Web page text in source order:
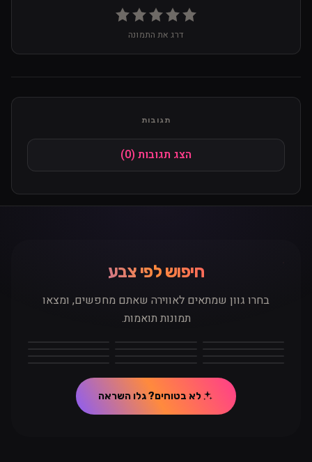
דרג את התמונה
תגובות
הצג תגובות (0)
קוד
תוכן התגובה
חיפוש לפי צבע
בחרו גוון שמתאים לאווירה שאתם מחפשים, ומצאו
תמונות תואמות.
כחול טורקיז ירוק
צהוב כתום אדום
לא בטוחים? גלו השראה